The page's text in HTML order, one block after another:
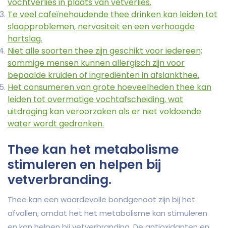
vochtverlies in plaats van vetverlies.
Te veel cafeïnehoudende thee drinken kan leiden tot
slaapproblemen, nervositeit en een verhoogde
hartslag.
Niet alle soorten thee zijn geschikt voor iedereen;
sommige mensen kunnen allergisch zijn voor
bepaalde kruiden of ingrediënten in afslankthee.
Het consumeren van grote hoeveelheden thee kan
leiden tot overmatige vochtafscheiding, wat
uitdroging kan veroorzaken als er niet voldoende
water wordt gedronken.
Thee kan het metabolisme
stimuleren en helpen bij
vetverbranding.
Thee kan een waardevolle bondgenoot zijn bij het
afvallen, omdat het het metabolisme kan stimuleren